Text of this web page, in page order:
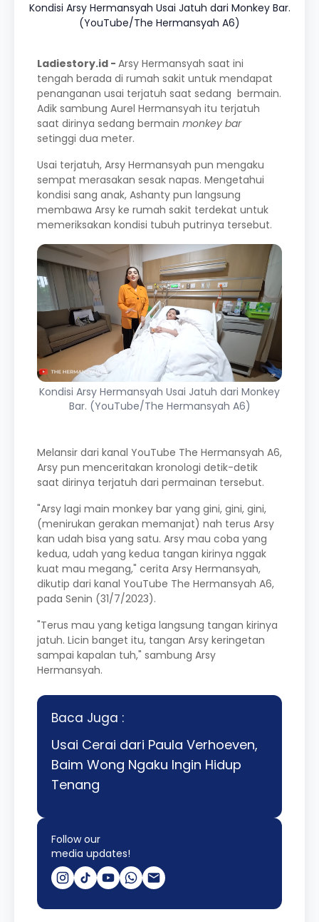
Kondisi Arsy Hermansyah Usai Jatuh dari Monkey Bar.
(YouTube/The Hermansyah A6)
Ladiestory.id - Arsy Hermansyah saat ini
tengah berada di rumah sakit untuk mendapat
penanganan usai terjatuh saat sedang bermain.
Adik sambung Aurel Hermansyah itu terjatuh
saat dirinya sedang bermain monkey bar
setinggi dua meter.
Usai terjatuh, Arsy Hermansyah pun mengaku
sempat merasakan sesak napas. Mengetahui
kondisi sang anak, Ashanty pun langsung
membawa Arsy ke rumah sakit terdekat untuk
memeriksakan kondisi tubuh putrinya tersebut.
Kondisi Arsy Hermansyah Usai Jatuh dari Monkey
Bar. (YouTube/The Hermansyah A6)
Melansir dari kanal YouTube The Hermansyah A6,
Arsy pun menceritakan kronologi detik-detik
saat dirinya terjatuh dari permainan tersebut.
"Arsy lagi main monkey bar yang gini, gini, gini,
(menirukan gerakan memanjat) nah terus Arsy
kan udah bisa yang satu. Arsy mau coba yang
kedua, udah yang kedua tangan kirinya nggak
kuat mau megang," cerita Arsy Hermansyah,
dikutip dari kanal YouTube The Hermansyah A6,
pada Senin (31/7/2023).
"Terus mau yang ketiga langsung tangan kirinya
jatuh. Licin banget itu, tangan Arsy keringetan
sampai kapalan tuh," sambung Arsy
Hermansyah.
Baca Juga :
Usai Cerai dari Paula Verhoeven,
Baim Wong Ngaku Ingin Hidup
Tenang
Follow our
media updates!